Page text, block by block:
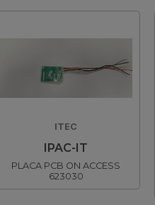
ITEC
IPAC-IT
PLACA PCB ON ACCESS
623030